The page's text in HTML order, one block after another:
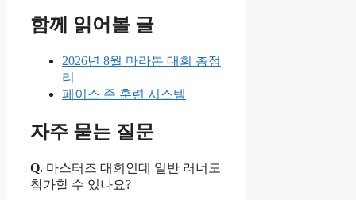
함께 읽어볼 글
2026년 8월 마라톤 대회 총정
리
페이스 존 훈련 시스템
자주 묻는 질문
Q. 마스터즈 대회인데 일반 러너도
참가할 수 있나요?